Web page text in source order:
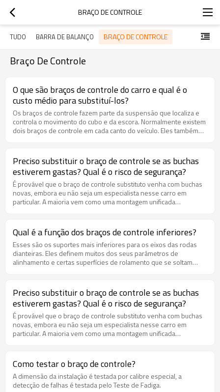
BRAÇO DE CONTROLE
TUDO BARRA DE BALANÇO BRAÇO DE CONTROLE
Braço De Controle
O que são braços de controle do carro e qual é o
custo médio para substituí-los?
Os braços de controle fazem parte da suspensão que localiza e
controla o movimento do cubo e da escora. Normalmente existem
dois braços de controle em cada canto do veículo. Eles também
desgaste. O custo de substituição varia dependendo do veículo.
Os braços de controle custam valores diferentes dependendo do
veículo, bem como da mão de obra para instalar. Alguns são fáceis
de instalar e demoram pouco tempo, enquanto outros podem
demorar várias horas.
Preciso substituir o braço de controle se as buchas
estiverem gastas? Qual é o risco de segurança?
É provável que o braço de controle substituto venha com buchas
novas, embora eu não seja um especialista nesse carro em
particular. A maioria vem como uma montagem unificada
por um preço mais barato do que apenas substituir as buchas,
mas eu não sou um especialista nesse carro em particular.
Sempre vale a pena substituir as buchas nos braços de controle.
Eu não mexeria com nada que tenha a ver com integridade da
suspensão dianteira, a menos que você more em algum lugar
pode afetar substancialmente o alinhamento frontal, dependendo
de quão desgastado está, o que afeta o quão reto o carro vai na
estrada e como ele responde ao comando da direção. As
extremidades frontais, embora sejam realmente robustas,
precisam estar intactas para funcionar conforme projetado. Sei
que você pode não querer gastar nenhum dinheiro com isso e
Qual é a função dos braços de controle inferiores?
Esses são os suportes mais inferiores para os eixos das rodas
dianteiras. Eles definem muitos dos seus parâmetros de
alinhamento e certas superfícies de rolamento que se soltam
Preciso substituir o braço de controle se as buchas
estiverem gastas? Qual é o risco de segurança?
É provável que o braço de controle substituto venha com buchas
novas, embora eu não seja um especialista nesse carro em
particular. A maioria vem como uma montagem unificada
por um preço mais barato do que apenas substituir as buchas,
mas eu não sou um especialista nesse carro em particular.
Sempre vale a pena substituir as buchas nos braços de controle.
Eu não mexeria com nada que tenha a ver com integridade da
Como testar o braço de controle?
A dimensão da instalação é testada por calibre especial, a
detecção de falhas é testada pelo Teste de Fadiga.